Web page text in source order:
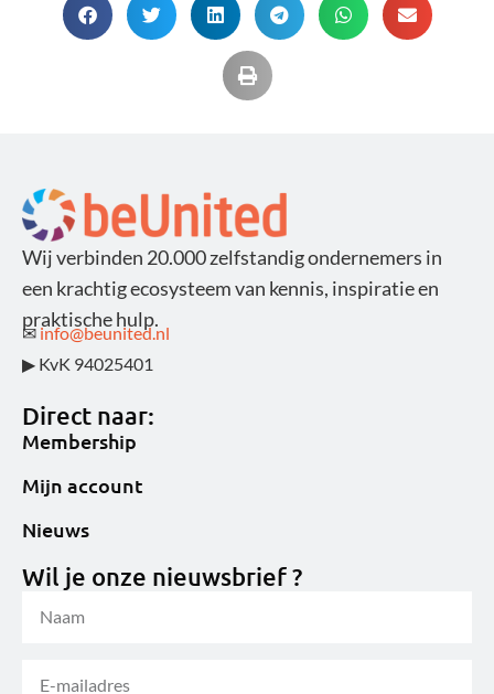
Wij verbinden 20.000 zelfstandig ondernemers in
een krachtig ecosysteem van kennis, inspiratie en
praktische hulp.
✉ info@beunited.nl
▶ KvK 94025401
Direct naar:
Membership
Mijn account
Nieuws
Wil je onze nieuwsbrief ?